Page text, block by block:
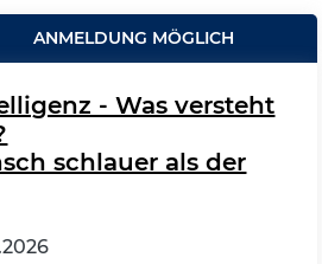
ANMELDUNG MÖGLICH
- Was versteht
schlauer als der